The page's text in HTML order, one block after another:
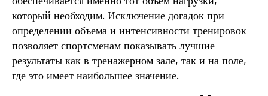
который необходим. Исключение догадок при
определении объема и интенсивности тренировок
позволяет спортсменам показывать лучшие
результаты как в тренажерном зале, так и на поле,
где это имеет наибольшее значение.